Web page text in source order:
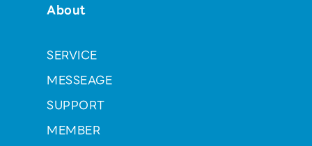
About
SERVICE
MESSEAGE
SUPPORT
MEMBER